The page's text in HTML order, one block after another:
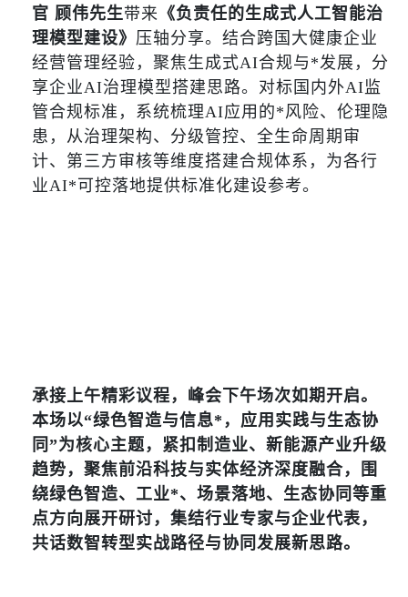
官 顾伟先生带来 《负责任的生成式人工智能治
理模型建设》 压轴分享。结合跨国大健康企业
经营管理经验，聚焦生成式AI合规与*发展，分
享企业AI治理模型搭建思路。对标国内外AI监
管合规标准，系统梳理AI应用的*风险、伦理隐
患，从治理架构、分级管控、全生命周期审
计、第三方审核等维度搭建合规体系，为各行
业AI*可控落地提供标准化建设参考。
承接上午精彩议程，峰会下午场次如期开启。
本场以“绿色智造与信息*，应用实践与生态协
同”为核心主题，紧扣制造业、新能源产业升级
趋势，聚焦前沿科技与实体经济深度融合，围
绕绿色智造、工业*、场景落地、生态协同等重
点方向展开研讨，集结行业专家与企业代表，
共话数智转型实战路径与协同发展新思路。